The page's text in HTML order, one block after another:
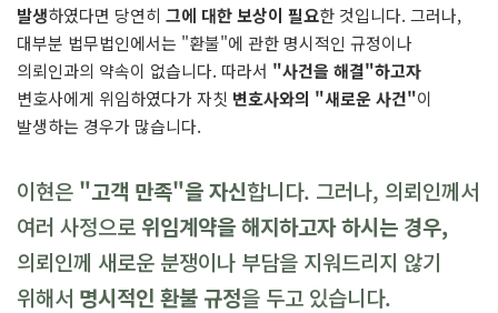
발생하였다면 당연히 그에 대한 보상이 필요한 것입니다. 그러나,
대부분 법무법인에서는 "환불"에 관한 명시적인 규정이나
의뢰인과의 약속이 없습니다. 따라서 "사건을 해결"하고자
변호사에게 위임하였다가 자칫 변호사와의 "새로운 사건"이
발생하는 경우가 많습니다.
이현은 "고객 만족"을 자신합니다. 그러나, 의뢰인께서
여러 사정으로 위임계약을 해지하고자 하시는 경우,
의뢰인께 새로운 분쟁이나 부담을 지워드리지 않기
위해서 명시적인 환불 규정을 두고 있습니다.